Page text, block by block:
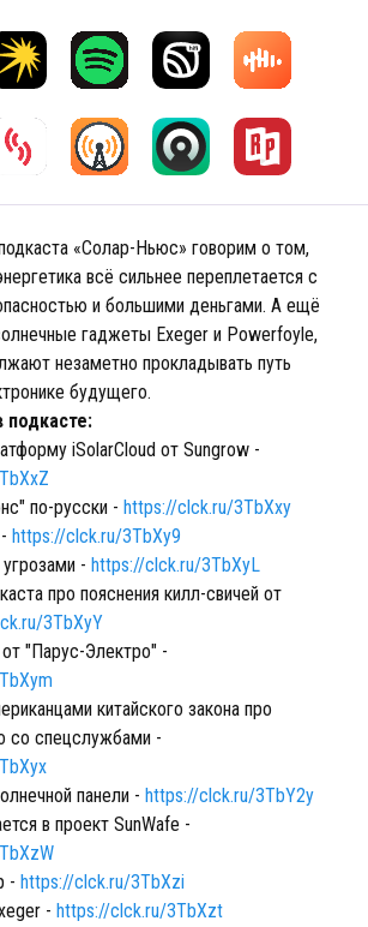
«Солар-Ньюс» говорим о том,
всё сильнее переплетается с
и большими деньгами. А ещё
гаджеты Exeger и Powerfoyle,
незаметно прокладывать путь
будущего.
подкасте:
iSolarCloud от Sungrow -
по-русски - https://clck.ru/3TbXxy
https://clck.ru/3TbXy9
- https://clck.ru/3TbXyL
про пояснения килл-свичей от
3TbXyY
"Парус-Электро" -
китайского закона про
со спецслужбами -
панели - https://clck.ru/3TbY2y
в проект SunWafe -
- https://clck.ru/3TbXzi
- https://clck.ru/3TbXzt